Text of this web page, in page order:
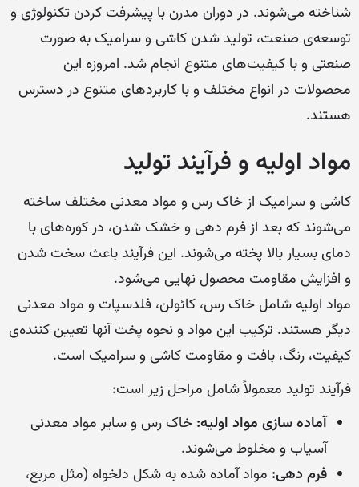
شناخته می‌شوند. در دوران مدرن با پیشرفت کردن تکنولوژی و
توسعه‌ی صنعت، تولید شدن کاشی و سرامیک به صورت
صنعتی و با کیفیت‌های متنوع انجام شد. امروزه این
محصولات در انواع مختلف و با کاربردهای متنوع در دسترس
هستند.
مواد اولیه و فرآیند تولید
کاشی و سرامیک از خاک رس و مواد معدنی مختلف ساخته
می‌شوند که بعد از فرم دهی و خشک شدن، در کوره‌های با
دمای بسیار بالا پخته می‌شوند. این فرآیند باعث سخت شدن
و افزایش مقاومت محصول نهایی می‌شود.
مواد اولیه شامل خاک رس، کائولن، فلدسپات و مواد معدنی
دیگر هستند. ترکیب این مواد و نحوه پخت آنها تعیین کننده‌ی
کیفیت، رنگ، بافت و مقاومت کاشی و سرامیک است.
فرآیند تولید معمولاً شامل مراحل زیر است:
آماده سازی مواد اولیه: خاک رس و سایر مواد معدنی
آسیاب و مخلوط می‌شوند.
فرم دهی: مواد آماده شده به شکل دلخواه (مثل مربع،